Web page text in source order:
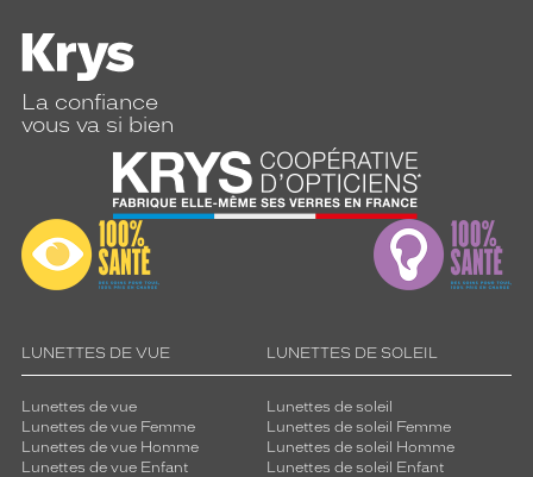
La confiance
vous va si bien
LUNETTES DE VUE
Lunettes de vue
Lunettes de vue Femme
Lunettes de vue Homme
Lunettes de vue Enfant
LUNETTES DE SOLEIL
Lunettes de soleil
Lunettes de soleil Femme
Lunettes de soleil Homme
Lunettes de soleil Enfant